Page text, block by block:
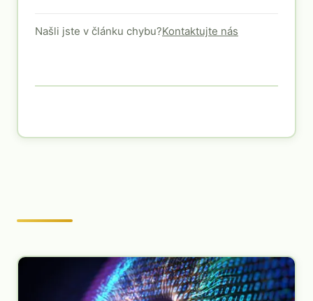
Našli jste v článku chybu?Kontaktujte nás